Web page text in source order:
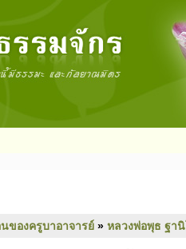
ของครูบาอาจารย์ » หลวงพ่อพุธ ฐา